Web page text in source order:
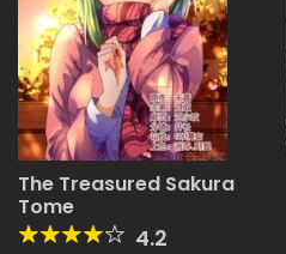
The Treasured Sakura
Tome
4.2